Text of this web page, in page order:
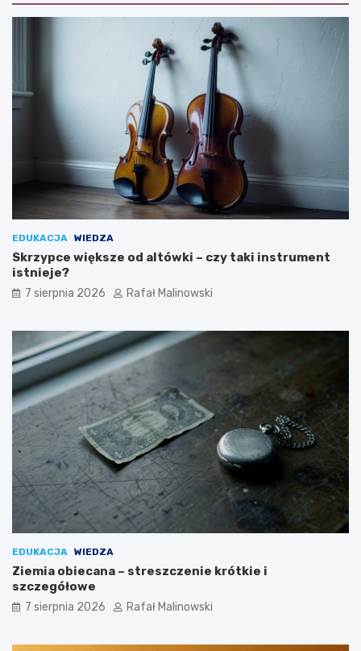
EDUKACJA WIEDZA
Skrzypce większe od altówki – czy taki instrument
istnieje?
7 sierpnia 2026 Rafał Malinowski
EDUKACJA WIEDZA
Ziemia obiecana – streszczenie krótkie i
szczegółowe
7 sierpnia 2026 Rafał Malinowski